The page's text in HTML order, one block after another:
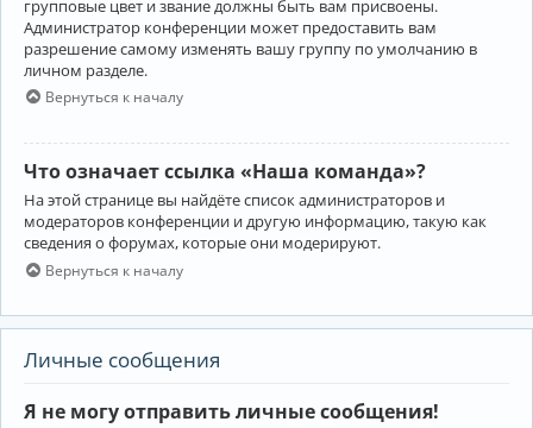
групповые цвет и звание должны быть вам присвоены.
Администратор конференции может предоставить вам
разрешение самому изменять вашу группу по умолчанию в
личном разделе.
Вернуться к началу
Что означает ссылка «Наша команда»?
На этой странице вы найдёте список администраторов и
модераторов конференции и другую информацию, такую как
сведения о форумах, которые они модерируют.
Вернуться к началу
Личные сообщения
Я не могу отправить личные сообщения!